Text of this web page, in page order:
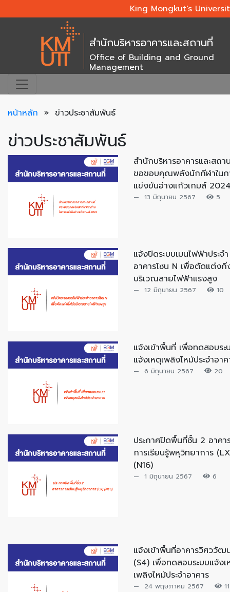
King Mongkut's
สำนักบริหารอาคารและสถานที่
Office of Building and Ground
Management
หน้าหลัก » ข่าวประชาสัมพันธ์
ข่าวประชาสัมพันธ์
สำนักบริหารอาคารและสถา
ขอขอบคุณพลังนักกีฬาในก
แข่งขันอ่างแก้วเกมส์
13 มิถุนายน 2567 5
แจ้งปิดระบบเมนไฟฟ้าประจำ
อาคารโซน N เพื่อตัดแต่งกิ่
บริเวณสายไฟฟ้าแรงสูง
12 มิถุนายน 2567 10
แจ้งเข้าพื้นที่ เพื่อทดสอบระ
แจ้งเหตุเพลิงไหม้ประจำอาค
6 มิถุนายน 2567 20
ประกาศปิดพื้นที่ชั้น 2 อาคา
การเรียนรู้พหุวิทยาการ
(N16)
1 มิถุนายน 2567 6
แจ้งเข้าพื้นที่อาคารวิศววัฒ
(S4) เพื่อทดสอบระบบแจ้งเ
เพลิงไหม้ประจำอาคาร
24 พฤษภาคม 2567 11